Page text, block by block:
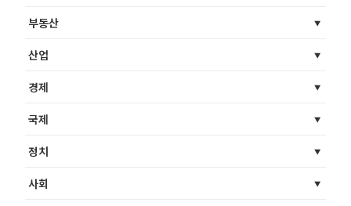
부동산
산업
경제
국제
정치
사회